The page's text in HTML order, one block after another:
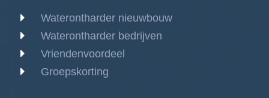
Waterontharder nieuwbouw
Waterontharder bedrijven
Vriendenvoordeel
Groepskorting